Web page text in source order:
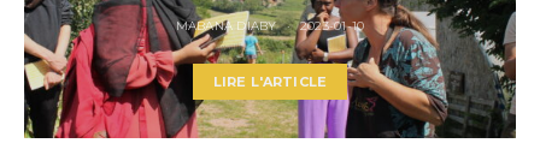
MABANA DIABY 2023-01-10
LIRE L'ARTICLE